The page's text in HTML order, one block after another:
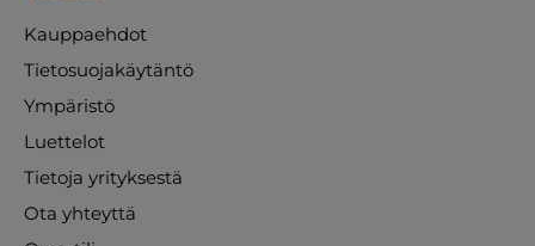
Kauppaehdot
Tietosuojakäytäntö
Ympäristö
Luettelot
Tietoja yrityksestä
Ota yhteyttä